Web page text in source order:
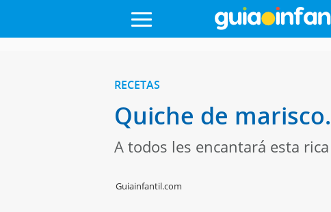
RECETAS
Quiche de
A todos les encantará esta
Guiainfantil.com